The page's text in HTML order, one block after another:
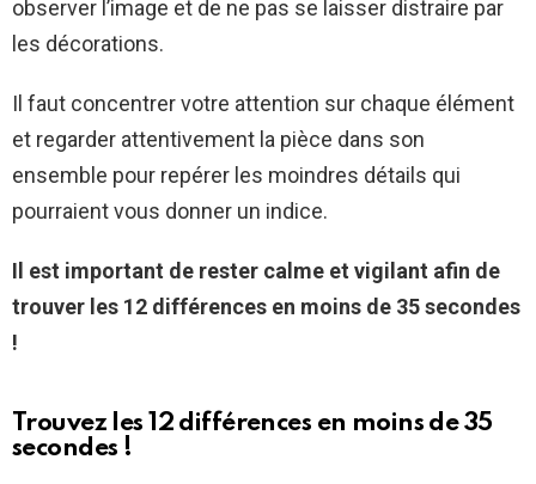
observer l’image et de ne pas se laisser distraire par
les décorations.
Il faut concentrer votre attention sur chaque élément
et regarder attentivement la pièce dans son
ensemble pour repérer les moindres détails qui
pourraient vous donner un indice.
Il est important de rester calme et vigilant afin de
trouver les 12 différences en moins de 35 secondes
!
Trouvez les 12 différences en moins de 35
secondes !